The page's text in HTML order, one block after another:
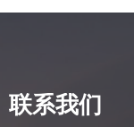
联系我们